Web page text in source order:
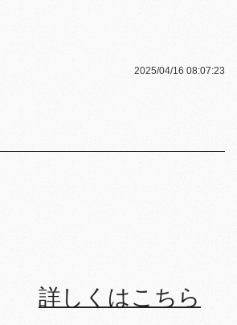
2025/04/16 08:07:23
詳しくはこちら